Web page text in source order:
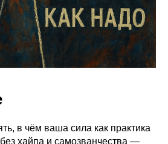
в чём ваша сила как практика
без хайпа и самозванчества —